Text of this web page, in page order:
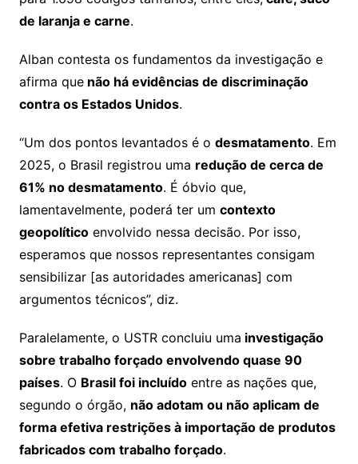
de laranja e carne.
Alban contesta os fundamentos da investigação e
afirma quenão há evidências de discriminação
contra os Estados Unidos.
“Um dos pontos levantados é o desmatamento. Em
2025, o Brasil registrou uma redução de cerca de
61% no desmatamento. É óbvio que,
lamentavelmente, poderá ter um contexto
geopolíticoenvolvido nessa decisão. Por isso,
esperamos que nossos representantes consigam
sensibilizar [as autoridades americanas] com
argumentos técnicos”, diz.
Paralelamente, o USTR concluiu uma investigação
sobre trabalho forçado envolvendo quase 90
países. O Brasil foi incluídoentre as nações que,
segundo o órgão, não adotam ou não aplicam de
forma efetiva restrições à importação de produtos
fabricados com trabalho forçado.